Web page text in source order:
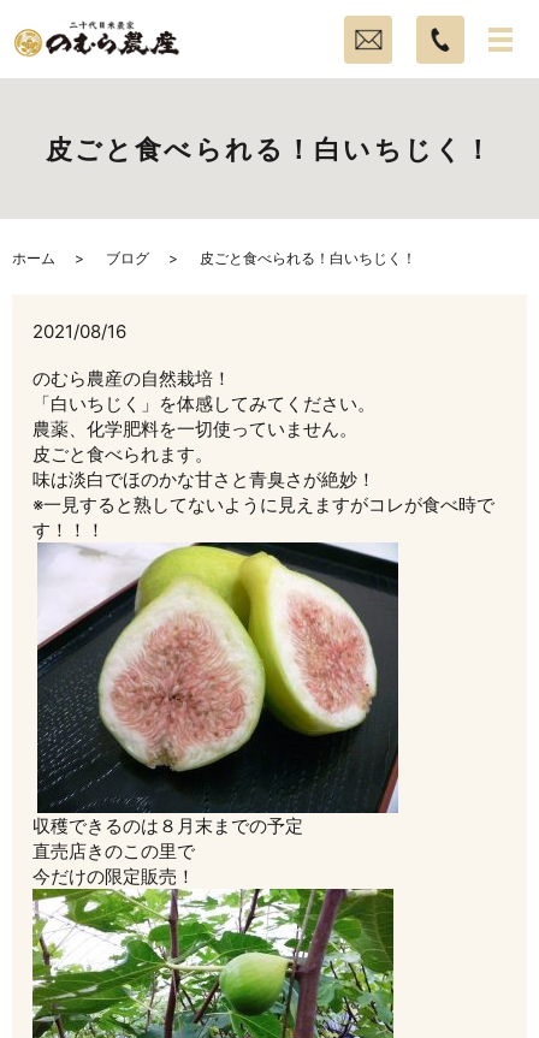
皮ごと食べられる！白いちじく！
ホーム ブログ 皮ごと食べられる！白いちじく！
2021/08/16
のむら農産の自然栽培！
「白いちじく」を体感してみてください。
農薬、化学肥料を一切使っていません。
皮ごと食べられます。
味は淡白でほのかな甘さと青臭さが絶妙！
※一見すると熟してないように見えますがコレが食べ時で
す！！！
収穫できるのは８月末までの予定
直売店きのこの里で
今だけの限定販売！